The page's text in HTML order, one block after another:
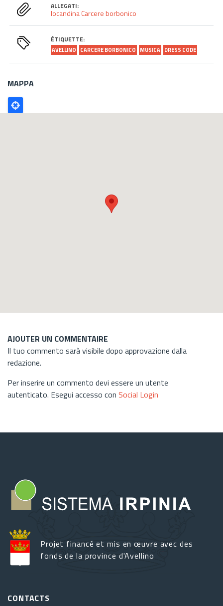
ALLEGATI:
locandina Carcere borbonico
ÉTIQUETTE:
AVELLINO CARCERE BORBONICO MUSICA DRESS CODE
MAPPA
Poligono
GEO
AJOUTER UN COMMENTAIRE
Il tuo commento sarà visibile dopo approvazione dalla
redazione.
Per inserire un commento devi essere un utente
autenticato. Esegui accesso con Social Login
Projet financé et mis en œuvre avec des
fonds de la province d'Avellino
CONTACTS